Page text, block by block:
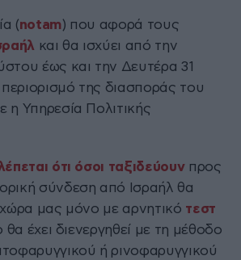
(notam) που αφορά τους
και θα ισχύει από την
έως και την Δευτέρα 31
της διασποράς του
η Υπηρεσία Πολιτικής
ότι όσοι ταξιδεύουν προς
σύνδεση από Ισραήλ θα
χώρα μας μόνο με αρνητικό τεστ
θα έχει διενεργηθεί με τη μέθοδο
ή ρινοφαρυγγικού